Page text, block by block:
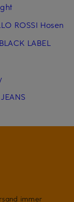
ROSSI Hosen
LABEL
immer